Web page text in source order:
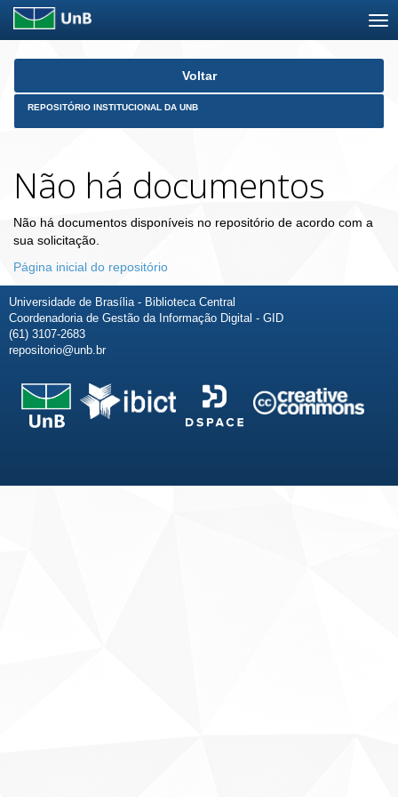
Skip
Voltar
REPOSITÓRIO INSTITUCIONAL DA UNB
Não há documentos
Não há documentos disponíveis no repositório de acordo com a
sua solicitação.
Página inicial do repositório
Universidade de Brasília - Biblioteca Central
Coordenadoria de Gestão da Informação Digital - GID
(61) 3107-2683
repositorio@unb.br